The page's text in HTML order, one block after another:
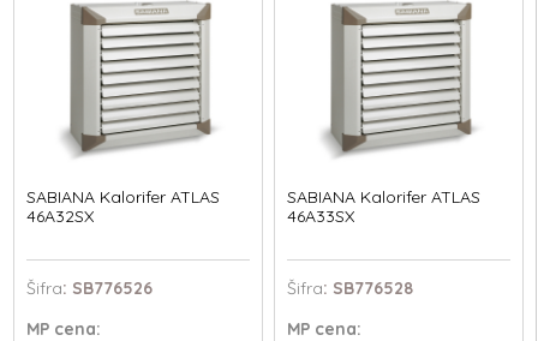
SABIANA Kalorifer ATLAS
46A32SX
Šifra: SB776526
MP cena:
SABIANA Kalorifer ATLAS
46A33SX
Šifra: SB776528
MPcena: